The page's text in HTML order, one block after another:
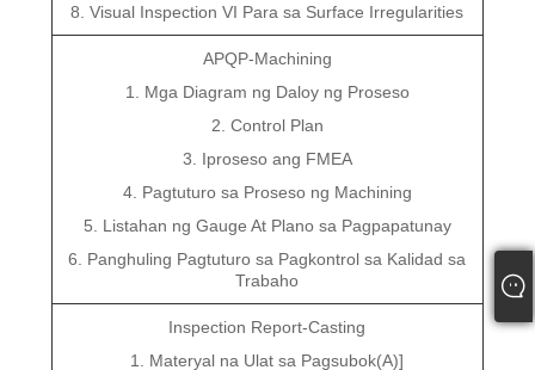
8. Visual Inspection VI Para sa Surface Irregularities
APQP-Machining
1. Mga Diagram ng Daloy ng Proseso
2. Control Plan
3. Iproseso ang FMEA
4. Pagtuturo sa Proseso ng Machining
5. Listahan ng Gauge At Plano sa Pagpapatunay
6. Panghuling Pagtuturo sa Pagkontrol sa Kalidad sa
Trabaho
Inspection Report-Casting
1. Materyal na Ulat sa Pagsubok(A)]